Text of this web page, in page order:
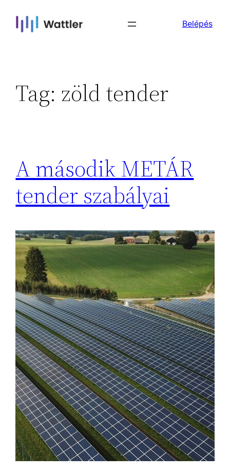
Belépés
Tag: zöld tender
A második METÁR
tender szabályai